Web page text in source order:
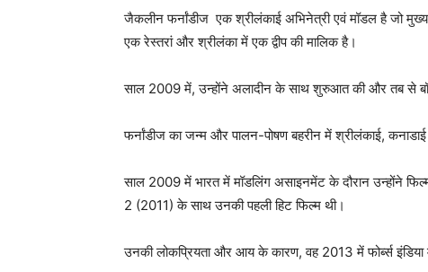
जैकलीन फर्नांडीज एक श्रीलंकाई अभिनेत्री एवं मॉडल है जो मुख्य
एक रेस्तरां और श्रीलंका में एक द्वीप की मालिक है।
साल 2009 में, उन्होंने अलादीन के साथ शुरुआत की और तब से
फर्नांडीज का जन्म और पालन-पोषण बहरीन में श्रीलंकाई,
साल 2009 में भारत में मॉडलिंग असाइनमेंट के दौरान उन्होंने
2 (2011) के साथ उनकी पहली हिट फिल्म थी।
उनकी लोकप्रियता और आय के कारण, वह 2013 में फोर्ब्स